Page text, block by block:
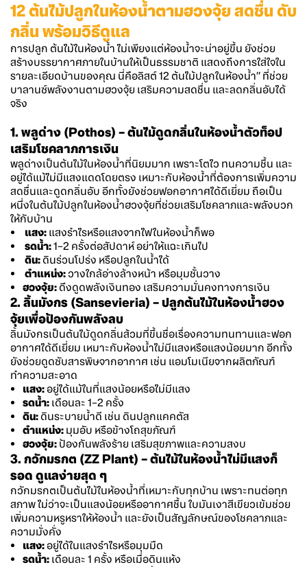
12 ต้นไม้ปลูกในห้องน้ำตามฮวงจุ้ย สดชื่น ดับ
กลิ่น พร้อมวิธีดูแล
การปลูก ต้นไม้ในห้องน้ำ ไม่เพียงแต่ห้องน้ำจะน่าอยู่ขึ้น ยังช่วย
สร้างบรรยากาศภายในบ้านให้เป็นธรรมชาติ แสดงถึงการใส่ใจใน
รายละเอียดบ้านของคุณ นี่คือลิสต์ 12 ต้นไม้ปลูกในห้องน้ำ” ที่ช่วย
บาลานซ์พลังงานตามฮวงจุ้ย เสริมความสดชื่น และลดกลิ่นอับได้
จริง
1. พลูด่าง (Pothos) – ต้นไม้ดูดกลิ่นในห้องน้ำตัวท็อป
เสริมโชคลาภการเงิน
พลูด่างเป็นต้นไม้ในห้องน้ำที่นิยมมาก เพราะโตไว ทนความชื้น และ
อยู่ได้แม้ไม่มีแสงแดดโดยตรง เหมาะกับห้องน้ำที่ต้องการเพิ่มความ
สดชื่นและดูดกลิ่นอับ อีกทั้งยังช่วยฟอกอากาศได้ดีเยี่ยม ถือเป็น
หนึ่งในต้นไม้ปลูกในห้องน้ำฮวงจุ้ยที่ช่วยเสริมโชคลาภและพลังบวก
ให้กับบ้าน
แสง: แสงรำไรหรือแสงจากไฟในห้องน้ำก็พอ
รดน้ำ:1–2 ครั้งต่อสัปดาห์ อย่าให้แฉะเกินไป
ดิน: ดินร่วนโปร่ง หรือปลูกในน้ำได้
ตำแหน่ง:วางใกล้อ่างล้างหน้า หรือมุมชั้นวาง
ฮวงจุ้ย: ดึงดูดพลังเงินทอง เสริมความมั่นคงทางการเงิน
2. ลิ้นมังกร (Sansevieria) – ปลูกต้นไม้ในห้องน้ำฮวง
จุ้ยเพื่อป้องกันพลังลบ
ลิ้นมังกรเป็นต้นไม้ดูดกลิ่นส้วมที่ขึ้นชื่อเรื่องความทนทานและฟอก
อากาศได้ดีเยี่ยม เหมาะกับห้องน้ำไม่มีแสงหรือแสงน้อยมาก อีกทั้ง
ยังช่วยดูดซับสารพิษจากอากาศ เช่น แอมโมเนียจากผลิตภัณฑ์
ทำความสะอาด
แสง:อยู่ได้แม้ในที่แสงน้อยหรือไม่มีแสง
รดน้ำ: เดือนละ 1–2 ครั้ง
ดิน: ดินระบายน้ำดี เช่น ดินปลูกแคคตัส
ตำแหน่ง: มุมอับ หรือข้างโถสุขภัณฑ์
ฮวงจุ้ย: ป้องกันพลังร้าย เสริมสุขภาพและความสงบ
3. กวักมรกต (ZZ Plant) – ต้นไม้ในห้องน้ำไม่มีแสงก็
รอด ดูแลง่ายสุด ๆ
กวักมรกตเป็นต้นไม้ในห้องน้ำที่เหมาะกับทุกบ้าน เพราะทนต่อทุก
สภาพ ไม่ว่าจะเป็นแสงน้อยหรืออากาศชื้น ใบมันเงาสีเขียวเข้มช่วย
เพิ่มความหรูหราให้ห้องน้ำ และยังเป็นสัญลักษณ์ของโชคลาภและ
ความมั่งคั่ง
แสง:อยู่ได้ในแสงรำไรหรือมุมมืด
รดน้ำ: เดือนละ 1 ครั้ง หรือเมื่อดินแห้ง